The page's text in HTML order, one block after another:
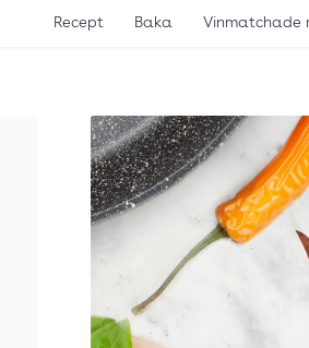
Recept Baka Vinmatchade